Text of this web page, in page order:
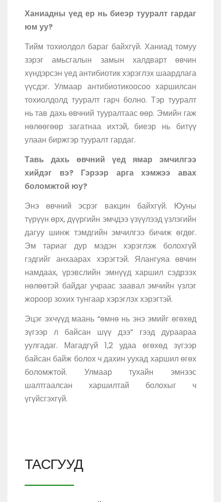
Ханиадны үед ер нь биеэр тууралт гардаг
юм уу?
Тийм тохиолдол бараг байхгүй. Ханиад томуу
зэрэг амьсгалын замын халдварт өвчин
хүндэрсэн үед антибиотик хэрэглэх шаардлага
үүсдэг. Улмаар антибиотикоосоо харшилсан
тохиолдолд тууралт гарч болно. Тэр тууралт
нь тав дахь өвчний тууралтаас өөр. Эмийн гаж
нөлөөгөөр загатнаа ихтэй, биеэр нь битүү
улаан биржгэр тууралт гардаг.
Тавь дахь өвчний үед ямар эмчилгээ
хийдэг вэ? Гэрээр арга хэмжээ авах
боломжтой юу?
Энэ өвчний эсрэг вакцин байхгүй. Юуны
түрүүн өрх, дүүргийн эмчдээ үзүүлээд үзлэгийн
дагуу шинж тэмдгийн эмчилгээ бичиж өгдөг.
Эм тариаг дур мэдэн хэрэглэж болохгүй
гэдгийг анхаарах хэрэгтэй. Ялангуяа өвчин
намдаах, үрэвслийн эмнүүд харшил сэдрээх
нөлөөтэй байдаг учраас заавал эмчийн үзлэг
жороор зохих тунгаар хэрэглэх хэрэгтэй.
Эцэг эхчүүд маань “өмнө нь энэ эмийг өгөхөд
зүгээр л байсан шүү дээ” гээд дураараа
уулгадаг. Магадгүй 1,2 удаа өгөхөд зүгээр
байсан байж болох ч дахин уухад харшил өгөх
боломжтой. Улмаар тухайн эмнээс
шалтгаалсан харшилтай болохыг ч
үгүйсгэхгүй.
ТАСГУУД